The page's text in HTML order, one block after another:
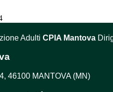
Adulti CPIA Mantova
46100 MANTOVA (MN)